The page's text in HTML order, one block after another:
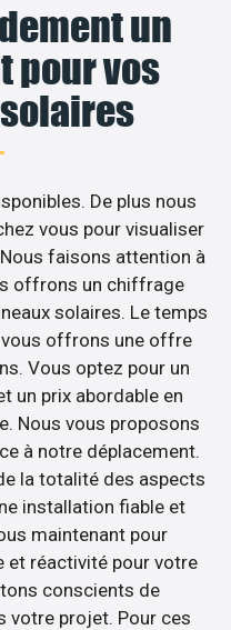
un
pour vos
De plus nous
vous pour visualiser
faisons attention à
offrons un chiffrage
solaires. Le temps
offrons une offre
Vous optez pour un
un prix abordable en
Nous vous proposons
à notre déplacement.
la totalité des aspects
installation fiable et
maintenant pour
et réactivité pour votre
conscients de
votre projet. Pour ces